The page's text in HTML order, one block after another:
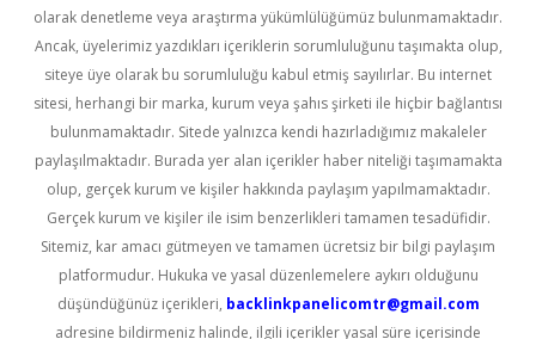
olarak denetleme veya araştırma yükümlülüğümüz bulunmamaktadır.
Ancak, üyelerimiz yazdıkları içeriklerin sorumluluğunu taşımakta olup,
siteye üye olarak bu sorumluluğu kabul etmiş sayılırlar. Bu internet
sitesi, herhangi bir marka, kurum veya şahıs şirketi ile hiçbir bağlantısı
bulunmamaktadır. Sitede yalnızca kendi hazırladığımız makaleler
paylaşılmaktadır. Burada yer alan içerikler haber niteliği taşımamakta
olup, gerçek kurum ve kişiler hakkında paylaşım yapılmamaktadır.
Gerçek kurum ve kişiler ile isim benzerlikleri tamamen tesadüfidir.
Sitemiz, kar amacı gütmeyen ve tamamen ücretsiz bir bilgi paylaşım
platformudur. Hukuka ve yasal düzenlemelere aykırı olduğunu
düşündüğünüz içerikleri, backlinkpanelicomtr@gmail.com
adresine bildirmeniz halinde, ilgili içerikler yasal süre içerisinde